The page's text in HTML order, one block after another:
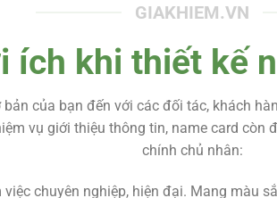
GIAKHIEM.VN
ích khi thiết kế
của bạn đến với các đối tác, khách
vụ giới thiệu thông tin, name card còn
chính chủ nhân:
chuyên nghiệp, hiện đại. Mang màu